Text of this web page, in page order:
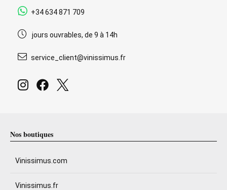
+34 634 871 709
jours ouvrables, de 9 à 14h
service_client@vinissimus.fr
Nos boutiques
Vinissimus.com
Vinissimus.fr